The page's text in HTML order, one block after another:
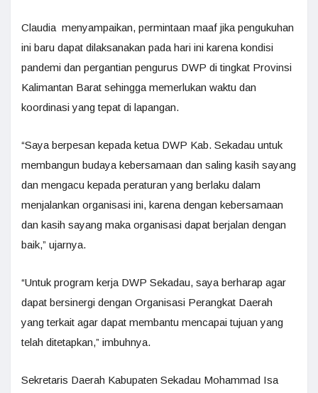
Claudia menyampaikan, permintaan maaf jika pengukuhan
ini baru dapat dilaksanakan pada hari ini karena kondisi
pandemi dan pergantian pengurus DWP di tingkat Provinsi
Kalimantan Barat sehingga memerlukan waktu dan
koordinasi yang tepat di lapangan.
“Saya berpesan kepada ketua DWP Kab. Sekadau untuk
membangun budaya kebersamaan dan saling kasih sayang
dan mengacu kepada peraturan yang berlaku dalam
menjalankan organisasi ini, karena dengan kebersamaan
dan kasih sayang maka organisasi dapat berjalan dengan
baik,” ujarnya.
“Untuk program kerja DWP Sekadau, saya berharap agar
dapat bersinergi dengan Organisasi Perangkat Daerah
yang terkait agar dapat membantu mencapai tujuan yang
telah ditetapkan,” imbuhnya.
Sekretaris Daerah Kabupaten Sekadau Mohammad Isa